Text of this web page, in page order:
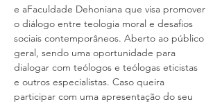
e aFaculdade Dehoniana que visa promover
o diálogo entre teologia moral e desafios
sociais contemporâneos. Aberto ao público
geral, sendo uma oportunidade para
dialogar com teólogos e teólogas eticistas
e outros especialistas. Caso queira
participar com uma apresentação do seu